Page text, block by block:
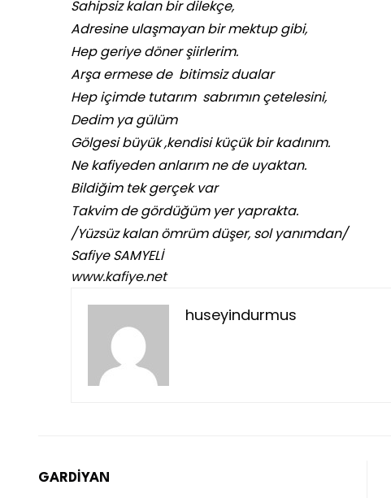
Sahipsiz kalan bir dilekçe,
Adresine ulaşmayan bir mektup gibi,
Hep geriye döner şiirlerim.
Arşa ermese de bitimsiz dualar
Hep içimde tutarım sabrımın çetelesini,
Dedim ya gülüm
Gölgesi büyük ,kendisi küçük bir kadınım.
Ne kafiyeden anlarım ne de uyaktan.
Bildiğim tek gerçek var
Takvim de gördüğüm yer yaprakta.
/Yüzsüz kalan ömrüm düşer, sol yanımdan/
Safiye SAMYELİ
www.kafiye.net
huseyindurmus
GARDİYAN